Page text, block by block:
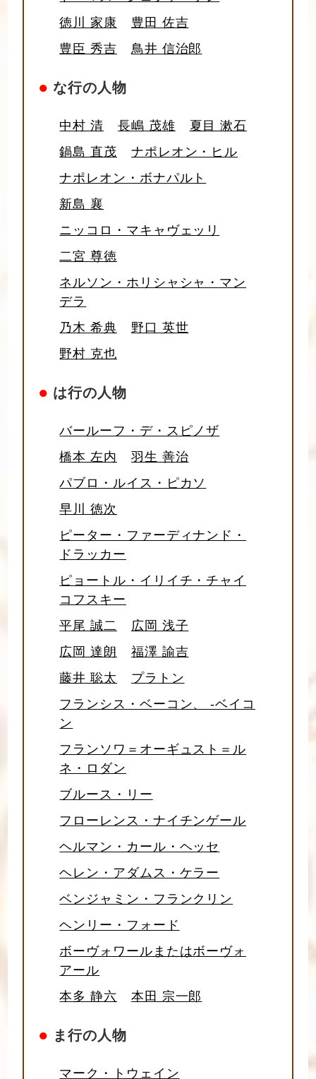
徳川 家康
豊田 佐吉
豊臣 秀吉
鳥井 信治郎
● な行の人物
中村 清 長嶋 茂雄
夏目 漱石
鍋島 直茂
ナポレオン・ヒル
ナポレオン・ボナパルト
新島 襄
ニッコロ・マキャヴェッリ
二宮 尊徳
ネルソン・ホリシャシャ・マン
デラ
乃木 希典
野口 英世
野村 克也
● は行の人物
バールーフ・デ・スピノザ
橋本 左内
羽生 善治
パブロ・ルイス・ピカソ
早川 徳次
ピーター・ファーディナンド・
ドラッカー
ピョートル・イリイチ・チャイ
コフスキー
平尾 誠二
広岡 浅子
広岡 達朗
福澤 諭吉
藤井 聡太
プラトン
フランシス・ベーコン、 -ベイコ
ン
フランソワ＝オーギュスト＝ル
ネ・ロダン
ブルース・リー
フローレンス・ナイチンゲール
ヘルマン・カール・ヘッセ
ヘレン・アダムス・ケラー
ベンジャミン・フランクリン
ヘンリー・フォード
ボーヴォワールまたはボーヴォ
アール
本多 静六
本田 宗一郎
● ま行の人物
マーク・トウェイン